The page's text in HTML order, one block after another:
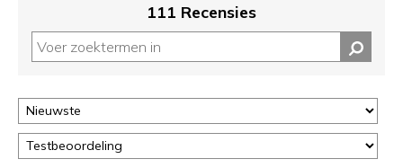
deze
of
door
<a
href="javascript:location.href=location.pathname;">hier</a>
111 Recensies